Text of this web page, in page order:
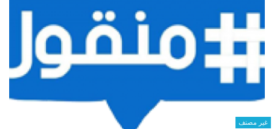
غير مصنف